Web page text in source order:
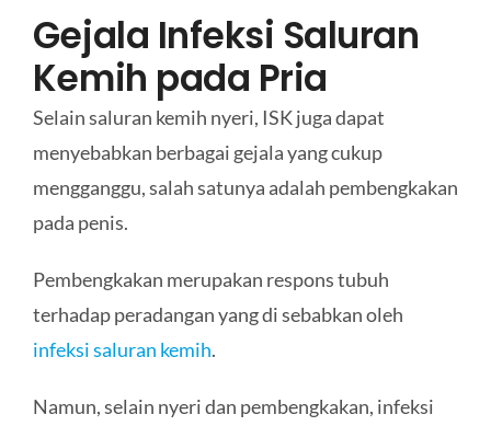
Gejala Infeksi Saluran
Kemih pada Pria
Selain saluran kemih nyeri, ISK juga dapat
menyebabkan berbagai gejala yang cukup
mengganggu, salah satunya adalah pembengkakan
pada penis.
Pembengkakan merupakan respons tubuh
terhadap peradangan yang di sebabkan oleh
infeksi saluran kemih.
Namun, selain nyeri dan pembengkakan, infeksi